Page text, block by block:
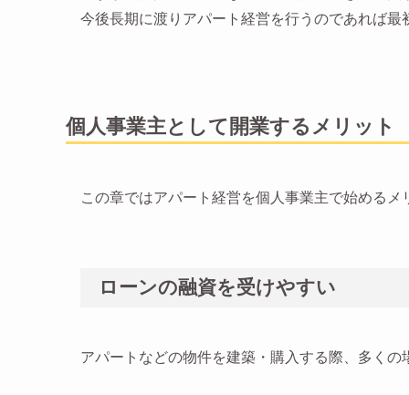
今後長期に渡りアパート経営を行うのであれば最
個人事業主として開業するメリット
この章ではアパート経営を個人事業主で始めるメ
ローンの融資を受けやすい
アパートなどの物件を建築・購入する際、多くの